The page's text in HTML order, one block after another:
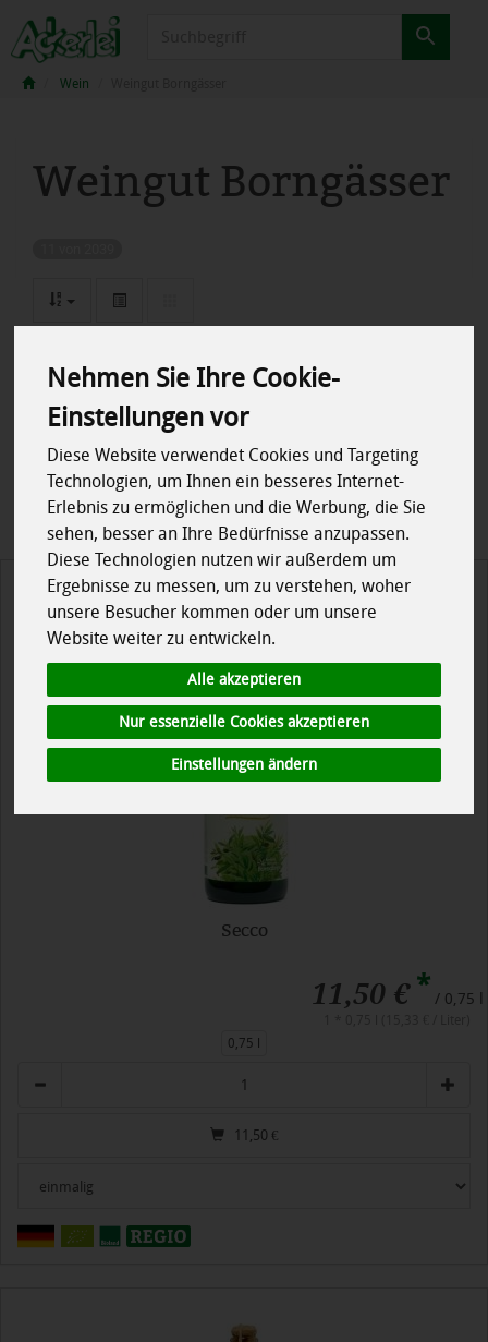
Nehmen Sie Ihre Cookie-
Einstellungen vor
Diese Website verwendet Cookies und Targeting
Technologien, um Ihnen ein besseres Internet-
Erlebnis zu ermöglichen und die Werbung, die Sie
sehen, besser an Ihre Bedürfnisse anzupassen.
Diese Technologien nutzen wir außerdem um
Ergebnisse zu messen, um zu verstehen, woher
unsere Besucher kommen oder um unsere
Website weiter zu entwickeln.
Alle akzeptieren
Nur essenzielle Cookies akzeptieren
Einstellungen ändern
Wein
Weingut Borngässer
Hersteller Allergene
Merkmale
Secco
11,50 €* / 0,75 l
0,75 l
11,50 €